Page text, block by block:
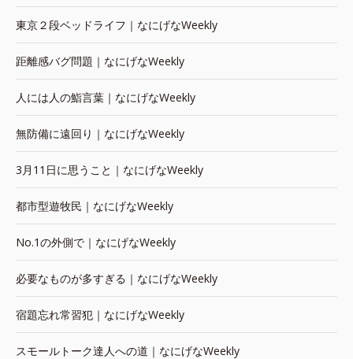
東京２段ベッドライフ｜なにげなWeekly
距離感バグ問題｜なにげなWeekly
人には人の鮨言葉｜なにげなWeekly
無防備に遠回り｜なにげなWeekly
3月11日に思うこと｜なにげなWeekly
都市型遊牧民｜なにげなWeekly
No.1の外側で｜なにげなWeekly
必要なものが多すぎる｜なにげなWeekly
宿題忘れ常習犯｜なにげなWeekly
スモールトーク達人への道｜なにげなWeekly